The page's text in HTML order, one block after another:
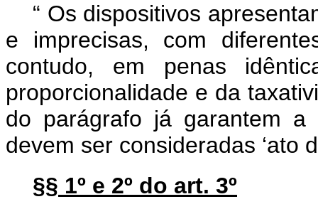
“ Os dispositivos
e imprecisas, com
contudo, em penas
proporcionalidade e da
do parágrafo já garantem a
devem ser consideradas ‘ato
§§ 1º e 2º do art. 3º